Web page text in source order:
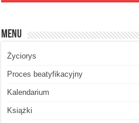
Menu
Życiorys
Proces beatyfikacyjny
Kalendarium
Książki